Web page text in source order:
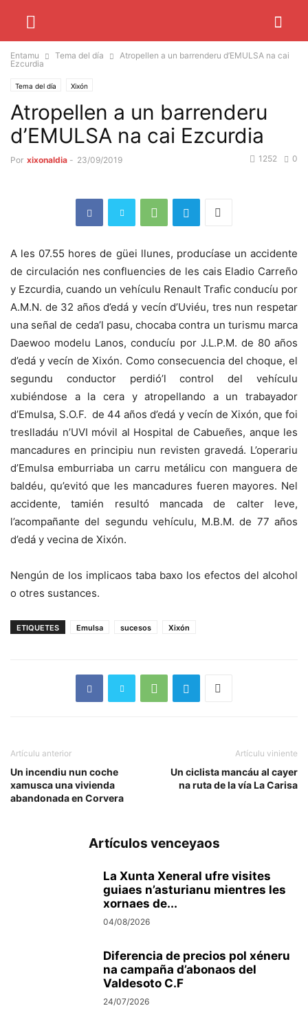
Entamu Tema del día
Atropellen a un barrenderu d’EMULSA na cai
Ezcurdia
Tema del día Xixón
Atropellen a un barrenderu
d’EMULSA na cai Ezcurdia
Por xixonaldia - 23/09/2019 0
1252
A les 07.55 hores de güei llunes, producíase un accidente
de circulación nes confluencies de les cais Eladio Carreño
y Ezcurdia, cuando un vehículu Renault Trafic conducíu por
A.M.N. de 32 años d’edá y vecín d’Uviéu, tres nun respetar
una señal de ceda’l pasu, chocaba contra un turismu marca
Daewoo modelu Lanos, conducíu por J.L.P.M. de 80 años
d’edá y vecín de Xixón. Como consecuencia del choque, el
segundu conductor perdió’l control del vehículu
xubiéndose a la cera y atropellando a un trabayador
d’Emulsa, S.O.F. de 44 años d’edá y vecín de Xixón, que foi
treslladáu n’UVI móvil al Hospital de Cabueñes, anque les
mancadures en principiu nun revisten gravedá. L’operariu
d’Emulsa emburriaba un carru metálicu con manguera de
baldéu, qu’evitó que les mancadures fueren mayores. Nel
accidente, tamién resultó mancada de calter leve,
l’acompañante del segundu vehículu, M.B.M. de 77 años
d’edá y vecina de Xixón.
Nengún de los implicaos taba baxo los efectos del alcohol
o otres sustances.
ETIQUETES Emulsa sucesos Xixón
Artículu anterior
Un incendiu nun coche
xamusca una vivienda
abandonada en Corvera
Artículu viniente
Un ciclista mancáu al cayer
na ruta de la vía La Carisa
Artículos venceyaos
La Xunta Xeneral ufre visites
guiaes n’asturianu mientres les
xornaes de...
04/08/2026
Diferencia de precios pol xéneru
na campaña d’abonaos del
Valdesoto C.F
24/07/2026